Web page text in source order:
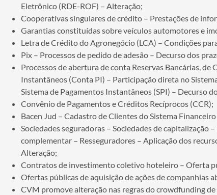
Eletrônico (RDE-ROF) – Alteração;
Cooperativas singulares de crédito – Prestações de
Garantias constituídas sobre veículos automotores e
Letra de Crédito do Agronegócio (LCA) – Condições
Pix – Processos de pedido de adesão – Decurso dos
Processos de abertura de conta Reservas Bancárias,
Instantâneos (Conta PI) – Participação direta no
Sistema de Pagamentos Instantâneos (SPI) – Decurso
Convênio de Pagamentos e Créditos Recíprocos (CCR);
Bacen Jud – Cadastro de Clientes do Sistema
Sociedades seguradoras – Sociedades de capitalização
complementar – Resseguradores – Aplicação dos
Alteração;
Contratos de investimento coletivo hoteleiro – Oferta
Ofertas públicas de aquisição de ações de companhias
CVM promove alteração nas regras do crowdfunding